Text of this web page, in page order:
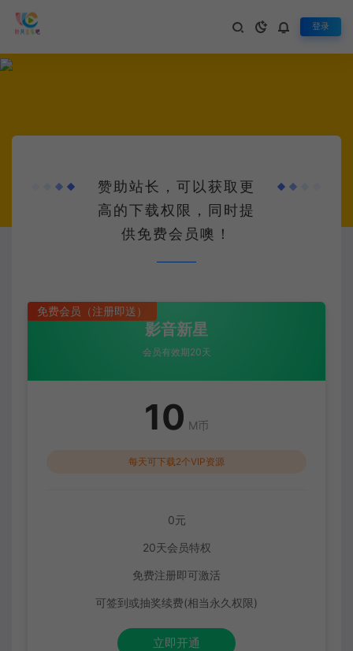
登录
赞助站长，可以获取更
高的下载权限，同时提
供免费会员噢！
免费会员（注册即送）
影音新星
会员有效期20天
10 M币
每天可下载2个VIP资源
0元
20天会员特权
免费注册即可激活
可签到或抽奖续费(相当永久权限)
立即开通